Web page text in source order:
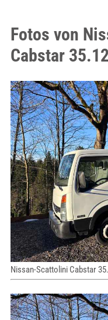
Fotos von
Cabstar 35.12
Nissan-Scattolini Cabstar